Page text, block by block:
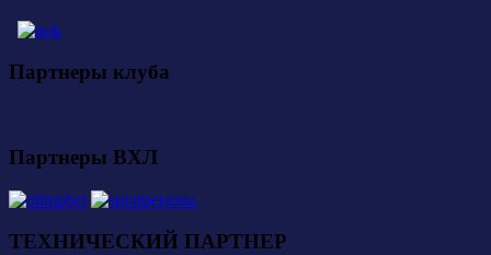
Партнеры клуба
Партнеры ВХЛ
ТЕХНИЧЕСКИЙ ПАРТНЕР